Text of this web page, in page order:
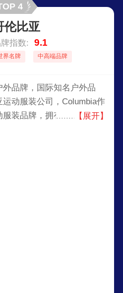
人。
4
伦比亚
指数: 9.1
界名牌 中高端品牌
品牌，国际知名户外品
动服装公司，Columbia作
装品牌，拥有超过70年的
品。
【展开】